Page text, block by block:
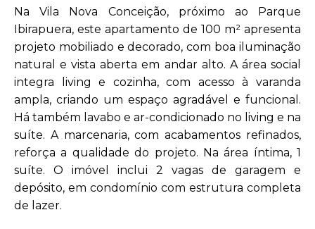
Na Vila Nova Conceição, próximo ao Parque
Ibirapuera, este apartamento de 100 m² apresenta
projeto mobiliado e decorado, com boa iluminação
natural e vista aberta em andar alto. A área social
integra living e cozinha, com acesso à varanda
ampla, criando um espaço agradável e funcional.
Há também lavabo e ar-condicionado no living e na
suíte. A marcenaria, com acabamentos refinados,
reforça a qualidade do projeto. Na área íntima, 1
suíte. O imóvel inclui 2 vagas de garagem e
depósito, em condomínio com estrutura completa
de lazer.